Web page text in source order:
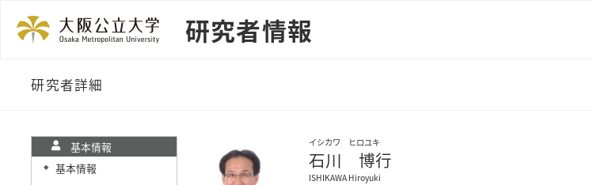
研究者情報
研究者詳細
基本情報
◆ 基本情報
イシカワ ヒロユキ
石川 博行
ISHIKAWA Hiroyuki